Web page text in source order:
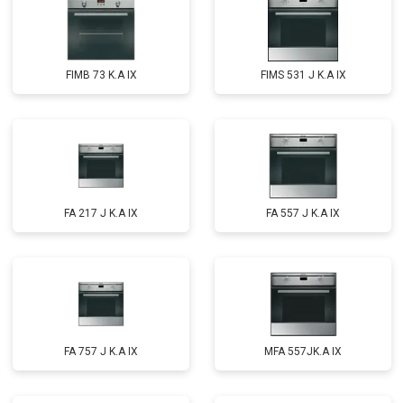
FIMB 73 K.A IX FIMS 531 J K.A IX
FA 217 J K.A IX FA 557 J K.A IX
FA 757 J K.A IX MFA 557JK.A IX